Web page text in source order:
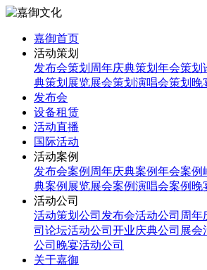
嘉御首页
活动策划
发布会策划 周年庆典策划 年会策划
典策划 展览展会策划 演唱会策划 晚
发布会
设备租赁
活动直播
国际活动
活动案例
发布会案例 周年庆典案例年会案例
典案例 展览展会案例演唱会案例 晚
活动公司
活动策划公司 发布会活动公司 周年
司 论坛活动公司 开业庆典公司 展会
公司 晚宴活动公司
关于嘉御